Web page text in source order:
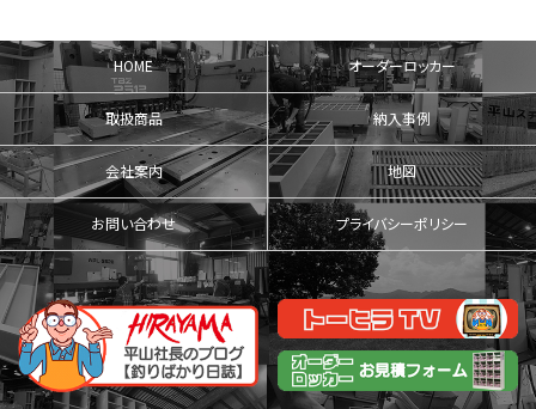
HOME オーダーロッカー
取扱商品 納入事例
会社案内 地図
お問い合わせ プライバシーポリシー